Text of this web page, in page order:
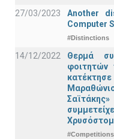
27/03/2023
Another
Computer
#Distinctions
14/12/2022
Θερμά
φοιτητών
#Competitions